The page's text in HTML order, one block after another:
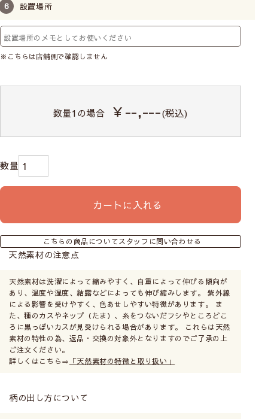
設置場所
※こちらは店舗側で確認しません
数量1の場合 ￥--,---(税込)
カートに入れる
こちらの商品についてスタッフに問い合わせる
天然素材の注意点
天然素材は洗濯によって縮みやすく、自重によって伸びる傾向が
あり、温度や湿度、結露などによっても伸び縮みします。 紫外線
による影響を受けやすく、色あせしやすい特徴があります。 ま
た、種のカスやネップ（たま）、糸をつないだフシやところどこ
ろに黒っぽいカスが見受けられる場合があります。 これらは天然
素材の特性の為、返品・交換の対象外となりますのでご了承の上
ご注文ください。
詳しくはこちら⇒ 「天然素材の特徴と取り扱い」
柄の出し方について